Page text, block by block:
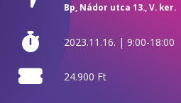
Bp, Nádor utca 13., V. ker.
2023.11.16. | 9:00-18:00
24.900 Ft